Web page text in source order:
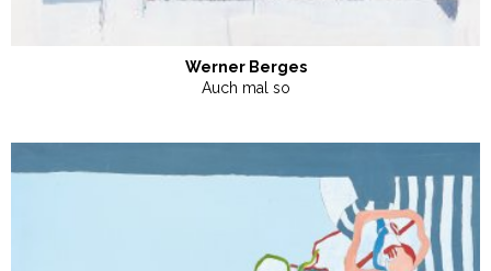
Werner Berges
Auch mal so